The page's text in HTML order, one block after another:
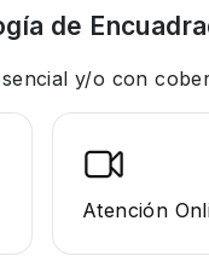
de
y/o con
Atención